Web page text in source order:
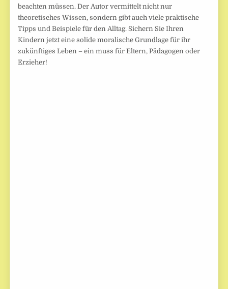
beachten müssen. Der Autor vermittelt nicht nur
theoretisches Wissen, sondern gibt auch viele praktische
Tipps und Beispiele für den Alltag. Sichern Sie Ihren
Kindern jetzt eine solide moralische Grundlage für ihr
zukünftiges Leben – ein muss für Eltern, Pädagogen oder
Erzieher!